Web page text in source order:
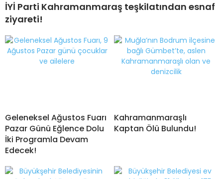
İYİ Parti Kahramanmaraş teşkilatından esnaf
ziyareti!
Geleneksel Ağustos Fuarı
Pazar Günü Eğlence Dolu
İki Programla Devam
Edecek!
Kahramanmaraşlı
Kaptan Ölü Bulundu!